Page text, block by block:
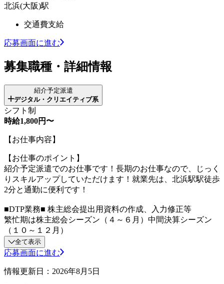
北浜(大阪)駅
交通費支給
応募画面に進む
募集職種・詳細情報
紹介予定派遣
デジタル・クリエイティブ系
シフト制
時給1,800円〜
【お仕事内容】
【お仕事のポイント】
紹介予定派遣でのお仕事です！長期のお仕事なので、じっく
りスキルアップしていただけます！就業先は、北浜駅駅徒歩
2分と通勤に便利です！
■DTP業務■ 株主総会提出用資料の作成、入力修正等
繁忙期は株主総会シーズン（４～６月）中間決算シーズン
（１０～１２月）
全て表示
応募画面に進む
情報更新日：2026年8月5日